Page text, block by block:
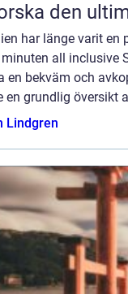
den
har länge varit en
all inclusive
en bekväm och
en grundlig översikt
Lindgren